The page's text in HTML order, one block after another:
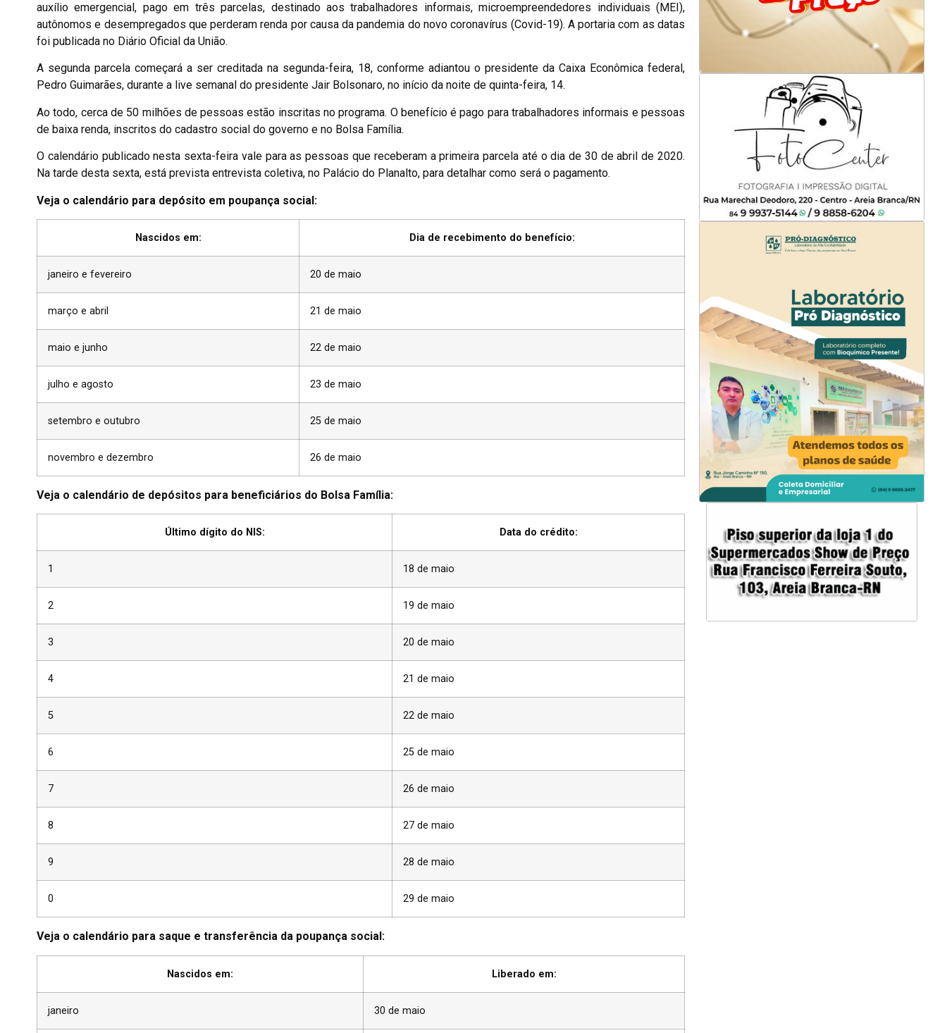
auxílio emergencial, pago em três parcelas, destinado aos trabalhadores informais, microempreendedores individuais (MEI),
autônomos e desempregados que perderam renda por causa da pandemia do novo coronavírus (Covid-19). A portaria com as datas
foi publicada no Diário Oficial da União.
A segunda parcela começará a ser creditada na segunda-feira, 18, conforme adiantou o presidente da Caixa Econômica federal,
Pedro Guimarães, durante a live semanal do presidente Jair Bolsonaro, no início da noite de quinta-feira, 14.
Ao todo, cerca de 50 milhões de pessoas estão inscritas no programa. O benefício é pago para trabalhadores informais e pessoas
de baixa renda, inscritos do cadastro social do governo e no Bolsa Família.
O calendário publicado nesta sexta-feira vale para as pessoas que receberam a primeira parcela até o dia de 30 de abril de 2020.
Na tarde desta sexta, está prevista entrevista coletiva, no Palácio do Planalto, para detalhar como será o pagamento.
Veja o calendário para depósito em poupança social:
Nascidos em: Dia de recebimento do benefício:
janeiro e fevereiro 20 de maio
março e abril 21 de maio
maio e junho 22 de maio
julho e agosto 23 de maio
setembro e outubro 25 de maio
novembro e dezembro 26 de maio
Veja o calendário de depósitos para beneficiários do Bolsa Família:
Último dígito do NIS: Data do crédito:
1 18 de maio
2 19 de maio
3 20 de maio
4 21 de maio
5 22 de maio
6 25 de maio
7 26 de maio
8 27 de maio
9 28 de maio
0 29 de maio
Veja o calendário para saque e transferência da poupança social:
Nascidos em: Liberado em:
janeiro 30 de maio